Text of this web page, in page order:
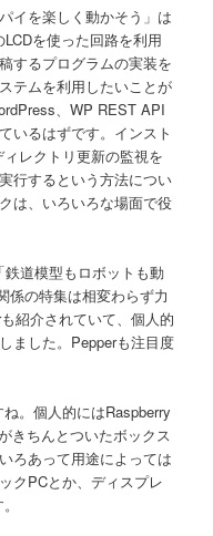
イを楽しく動かそう」は
LCDを使った回路を利用
するプログラムの実装を
テムを利用したいことが
、WP REST API
いるはずです。インスト
レクトリ更新の監視を
行するという方法につい
は、いろいろな場面で役
道模型もロボットも動
係の特集は相変わらず力
紹介されていて、個人的
ました。Pepperも注目度
。個人的にはRaspberry
きちんとついたボックス
ろあって用途によっては
クPCとか、ディスプレ